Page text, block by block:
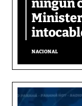
ningún
NACIONAL